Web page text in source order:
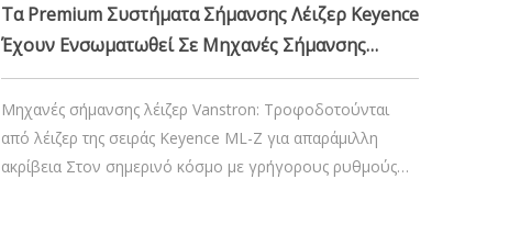
Τα Premium Συστήματα Σήμανσης Λέιζερ Keyence
Έχουν Ενσωματωθεί Σε Μηχανές Σήμανσης
Λέιζερ Inline Vanstron
Μηχανές σήμανσης λέιζερ Vanstron: Τροφοδοτούνται
από λέιζερ της σειράς Keyence ML-Z για απαράμιλλη
ακρίβεια Στον σημερινό κόσμο με γρήγορους ρυθμούς